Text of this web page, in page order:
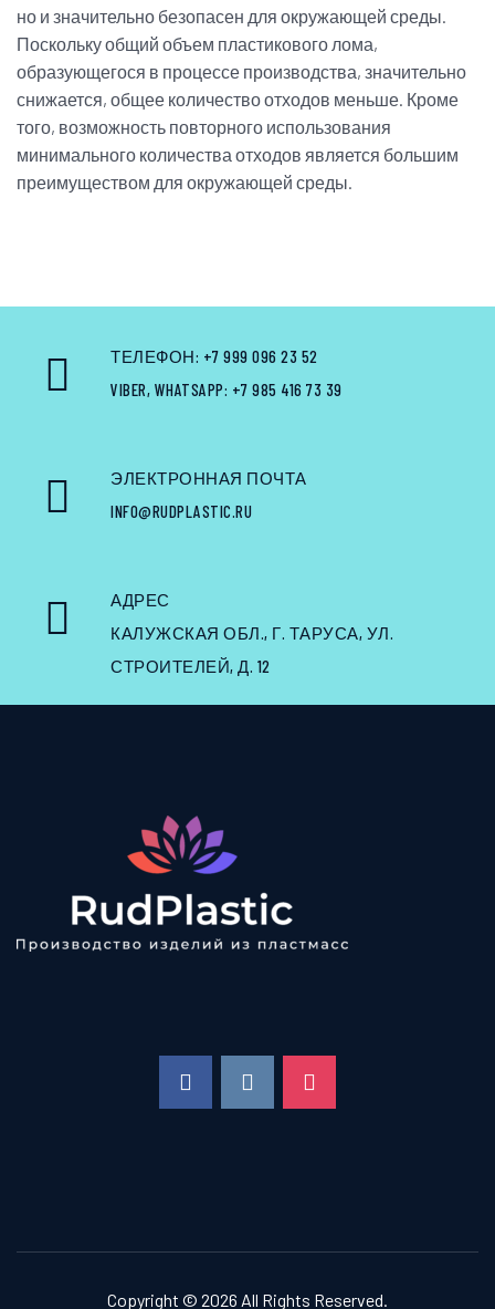
но и значительно безопасен для окружающей среды.
Поскольку общий объем пластикового лома,
образующегося в процессе производства, значительно
снижается, общее количество отходов меньше. Кроме
того, возможность повторного использования
минимального количества отходов является большим
преимуществом для окружающей среды.
ТЕЛЕФОН: +7 999 096 23 52
VIBER, WHATSAPP: +7 985 416 73 39
ЭЛЕКТРОННАЯ ПОЧТА
INFO@RUDPLASTIC.RU
АДРЕС
КАЛУЖСКАЯ ОБЛ., Г. ТАРУСА, УЛ.
СТРОИТЕЛЕЙ, Д. 12
Copyright © 2026 All Rights Reserved.